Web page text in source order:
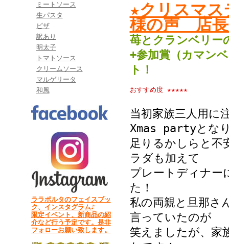
ミートソース
生パスタ
ピザ
訳あり
明太子
トマトソース
クリームソース
マルゲリータ
和風
ララポルタのフェイスブッ
ク、インスタグラム♪
限定イベント、新商品の紹
介など行う予定です。是非
フォローお願い致します。
★クリスマ
様の声 店
苺とクランベリー
+参加賞（カマン
ト！
おすすめ度 ★★★★★
当初家族三人用に
Xmas partyとな
足りるかしらと不
ラダも加えて
プレートディナー
た！
私の両親と旦那さ
言っていたのが
笑えましたが、家